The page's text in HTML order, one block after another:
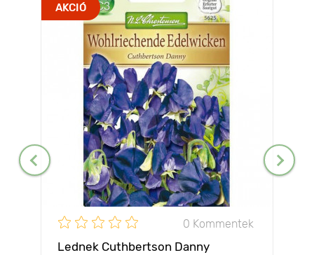
AKCIÓ
0 Kommentek
Lednek Cuthbertson Danny